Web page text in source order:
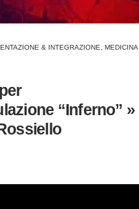
& INTEGRAZIONE MEDICINA
“Inferno” »